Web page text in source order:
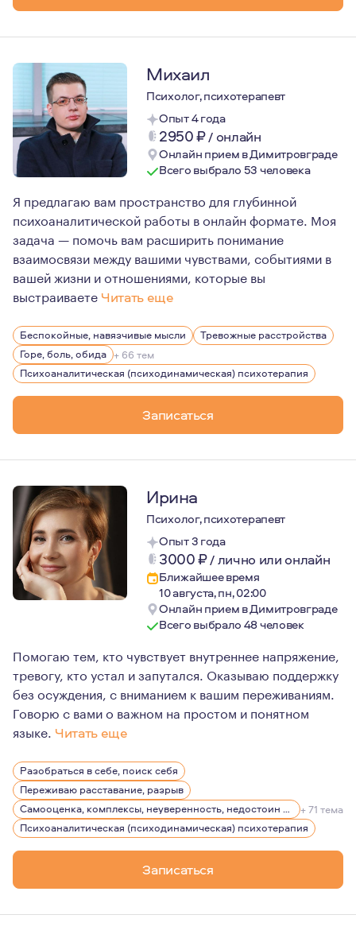
Михаил
Психолог, психотерапевт
Опыт 4 года
2950₽/ онлайн
Онлайн прием в Димитровграде
Всего выбрало 53 человека
Я предлагаю вам пространство для глубинной
психоаналитической работы в онлайн формате. Моя
задача — помочь вам расширить понимание
взаимосвязи между вашими чувствами, событиями в
вашей жизни и отношениями, которые вы
выстраиваете Читать еще
Мне пришлось преодолеть и свои личные травмы ещё
Профессионально я натренирован разделять мои
Именно через совместное исследование этих
Беспокойные, навязчивые мысли
Тревожные расстройства
Горе, боль, обида + 66 тем
Психоаналитическая (психодинамическая) психотерапия
Записаться
Ирина
Психолог, психотерапевт
Опыт 3 года
3000₽/лично или онлайн
Ближайшее время
10 августа, пн, 02:00
Онлайн прием в Димитровграде
Всего выбрало 48 человек
Помогаю тем, кто чувствует внутреннее напряжение,
тревогу, кто устал и запутался. Оказываю поддержку
без осуждения, с вниманием к вашим переживаниям.
Говорю с вами о важном на простом и понятном
языке. Читать еще
Более 11 лет личной терапии.
5 лет практики консультирования.
Образование: Магистр психологии (диплом с
Разобраться в себе, поиск себя
Переживаю расставание, разрыв
Самооценка, комплексы, неуверенность, недостоин своей должности или положения в обществе
+ 71 тема
Психоаналитическая (психодинамическая) психотерапия
Записаться